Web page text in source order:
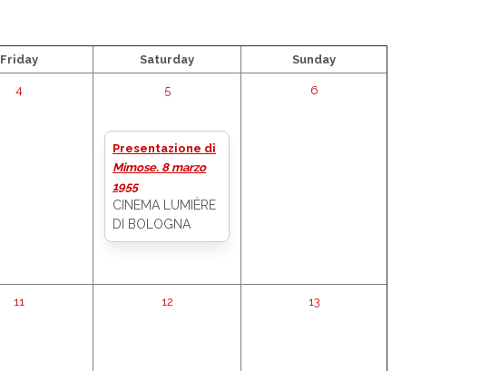
Friday Saturday Sunday
4 5
Presentazione di
Mimose. 8 marzo
1955
CINEMA LUMIÈRE
DI BOLOGNA
6
11 12 13